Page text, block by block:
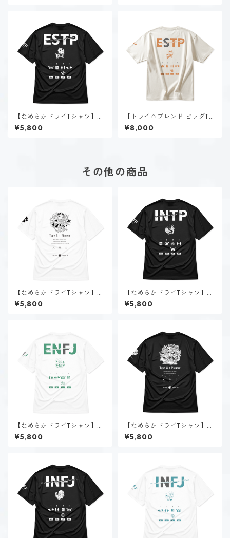
【なめらかドライTシャツ】速
瀬 美姫（ESTP）｜ブラック
¥5,800
【トライ△ブレンド ビッグTシ
ャツ】速瀬 美姫（ESTP）｜ヴ
ィンテージオフホワイト
¥8,000
その他の商品
【なめらかドライTシャツ】タ
イプ８-統べる人（ホーリー）
｜ホワイト
¥5,800
【なめらかドライTシャツ】時
雨 瑠璃子（INTP）｜ブラック
¥5,800
【なめらかドライTシャツ】朝
霧 まりあ（ENFJ）｜ホワイト
¥5,800
【なめらかドライTシャツ】タ
イプ８-統べる人（ダーク）｜
ブラック
¥5,800